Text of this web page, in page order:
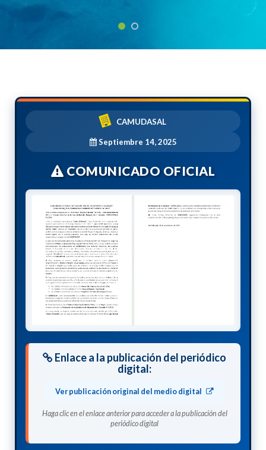
CAMUDASAL
Septiembre 14, 2025
COMUNICADO OFICIAL
Enlace a la publicación del periódico
digital:
Ver publicación original del medio digital
Haga clic en el enlace anterior para acceder a la publicación del
periódico digital